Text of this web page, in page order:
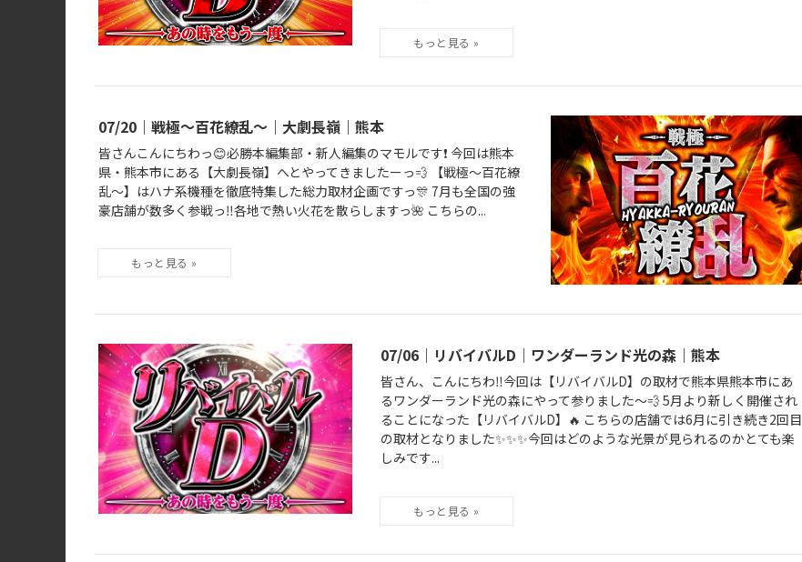
07/20｜戦極～百花繚乱～｜大劇長嶺｜熊本
皆さんこんにちわっ😊必勝本編集部・新人編集のマモルです❗️ 今回は熊本
県・熊本市にある【大劇長嶺】へとやってきましたーっ💨 【戦極～百花繚
乱～】はハナ系機種を徹底特集した総力取材企画ですっ🎊 7月も全国の強
豪店舗が数多く参戦っ‼️各地で熱い火花を散らしますっ🌺 こちらの...
07/06｜リバイバルD｜ワンダーランド光の森｜熊本
皆さん、こんにちわ‼️今回は【リバイバルD】の取材で熊本県熊本市にあ
るワンダーランド光の森にやって参りました～💨 5月より新しく開催され
ることになった【リバイバルD】🔥 こちらの店舗では6月に引き続き2回目
の取材となりました✨✨✨今回はどのような光景が見られるのかとても楽
しみです...